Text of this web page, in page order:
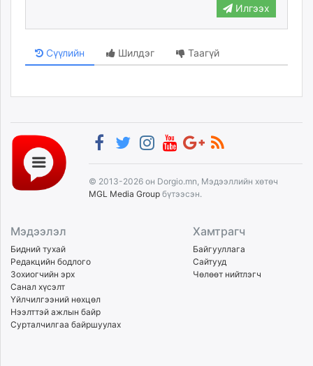
Илгээх
Сүүлийн Шилдэг Таагүй
© 2013-2026 он Dorgio.mn, Мэдээллийн хөтөч
MGL Media Group бүтээсэн.
Мэдээлэл
Бидний тухай
Редакцийн бодлого
Зохиогчийн эрх
Санал хүсэлт
Үйлчилгээний нөхцөл
Нээлттэй ажлын байр
Сурталчилгаа байршуулах
Хамтрагч
Байгууллага
Сайтууд
Чөлөөт нийтлэгч